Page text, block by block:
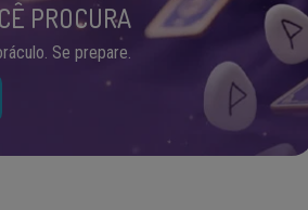
PROCURA
Se prepare.